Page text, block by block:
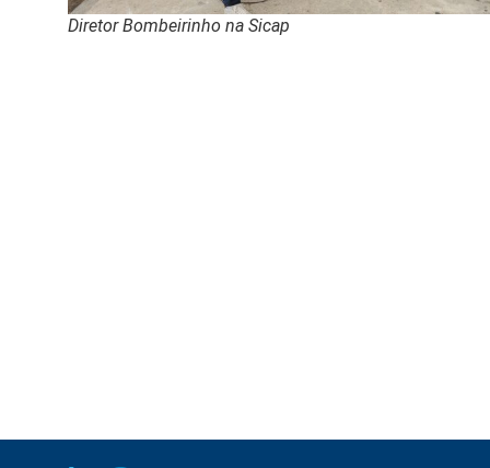
Diretor Bombeirinho na Sicap